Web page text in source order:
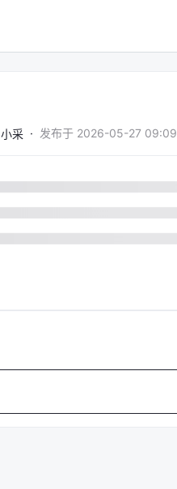
小采 · 发布于 2026-05-27 09:09